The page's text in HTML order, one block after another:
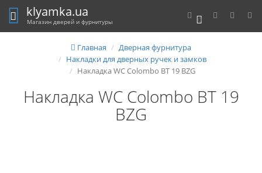
0
klyamka.ua
Магазин дверей и фурнитуры
Главная
Дверная фурнитура
Накладки для дверных ручек и замков
Накладка WC Colombo BT 19 BZG
Накладка WC Colombo BT 19
BZG